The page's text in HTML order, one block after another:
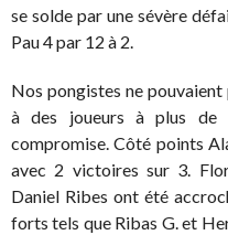
se solde par une sévère
Pau 4 par 12 à 2.
Nos pongistes ne
à des joueurs à plus
compromise. Côté points
avec 2 victoires sur 3.
Daniel Ribes ont été
forts tels que Ribas G. et